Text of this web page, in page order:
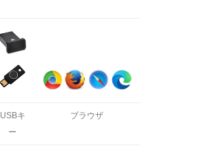
USBキ
ー
ブラウザ